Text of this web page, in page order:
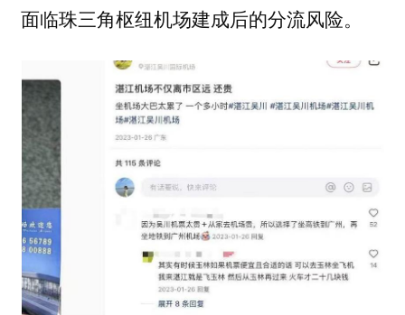
面临珠三角枢纽机场建成后的分流风险。